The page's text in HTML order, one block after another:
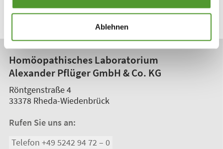
Ablehnen
Homöopathisches Laboratorium
Alexander Pflüger GmbH & Co. KG
Röntgenstraße 4
33378 Rheda-Wiedenbrück
Rufen Sie uns an:
Telefon +49 5242 94 72 – 0